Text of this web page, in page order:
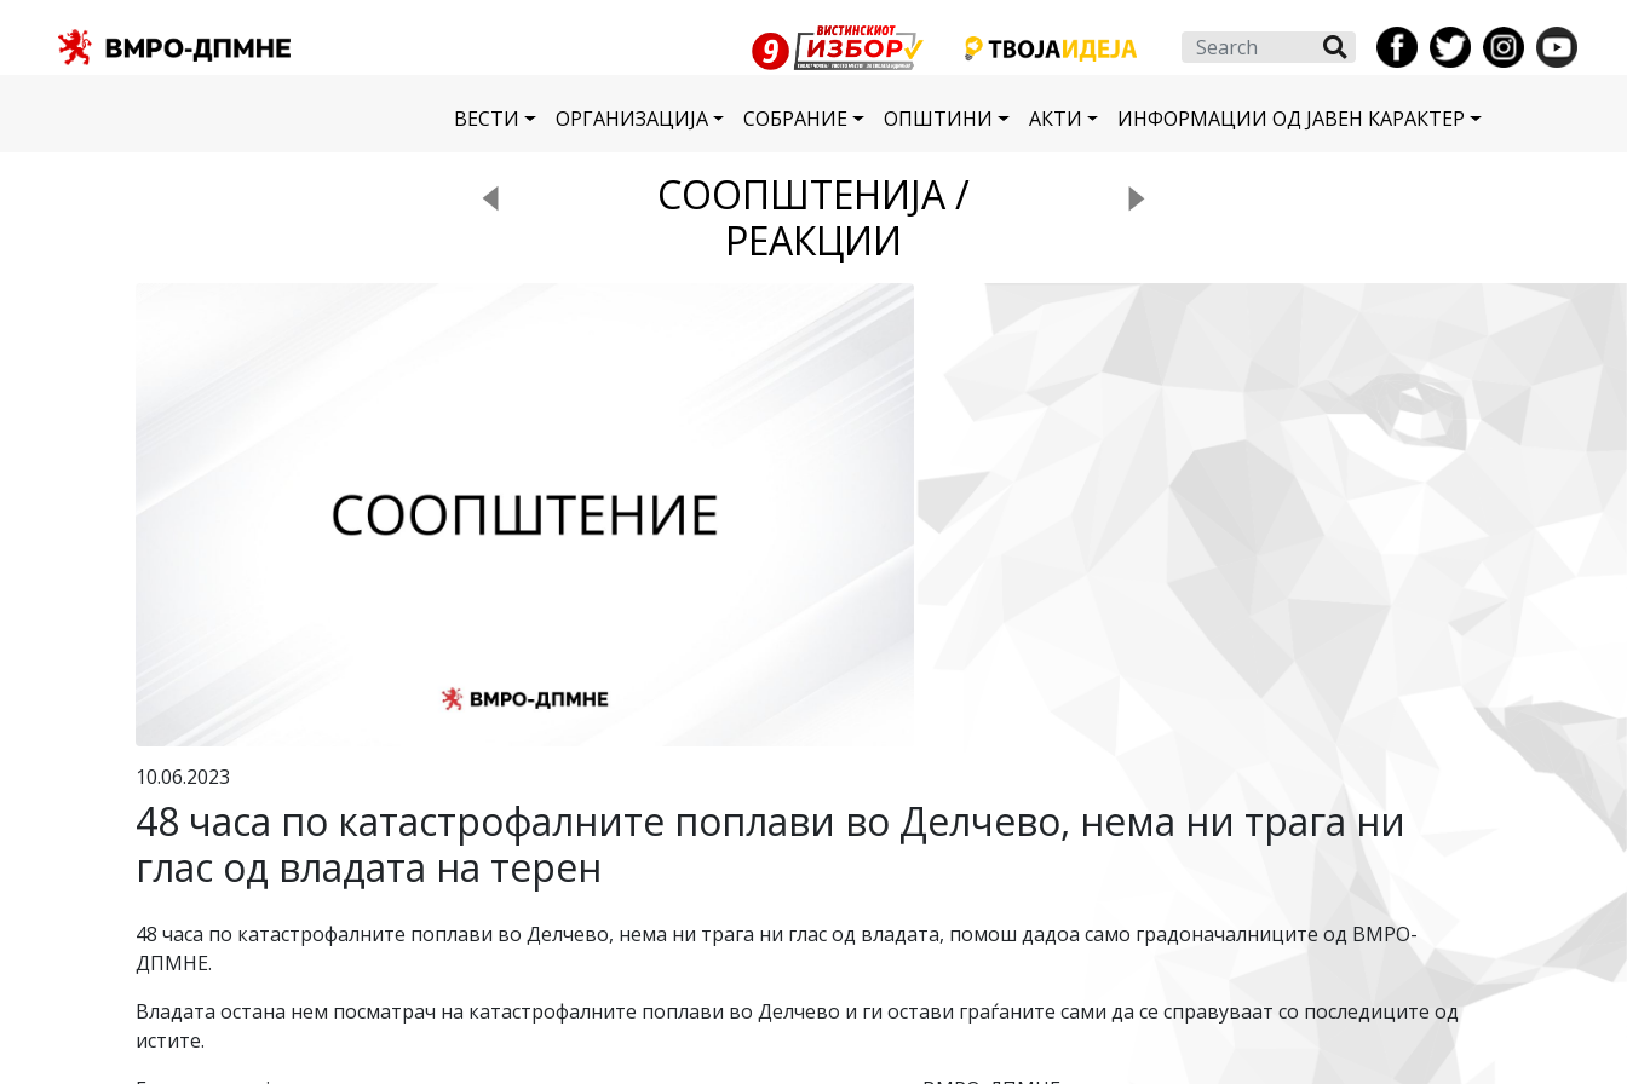
Search
ВЕСТИ ОРГАНИЗАЦИЈА СОБРАНИЕ ОПШТИНИ АКТИ ИНФОРМАЦИИ ОД ЈАВЕН КАРАКТЕР
СООПШТЕНИЈА /
РЕАКЦИИ
10.06.2023
48 часа по катастрофалните поплави во Делчево, нема ни трага ни
глас од владата на терен
48 часа по катастрофалните поплави во Делчево, нема ни трага ни глас од владата, помош дадоа само градоначалниците од ВМРО-
ДПМНЕ.
Владата остана нем посматрач на катастрофалните поплави во Делчево и ги остави граѓаните сами да се справуваат со последиците од
истите.